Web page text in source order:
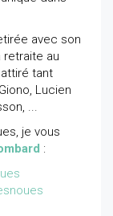
avec son
retraite au
tant
Lucien
...
je vous
: